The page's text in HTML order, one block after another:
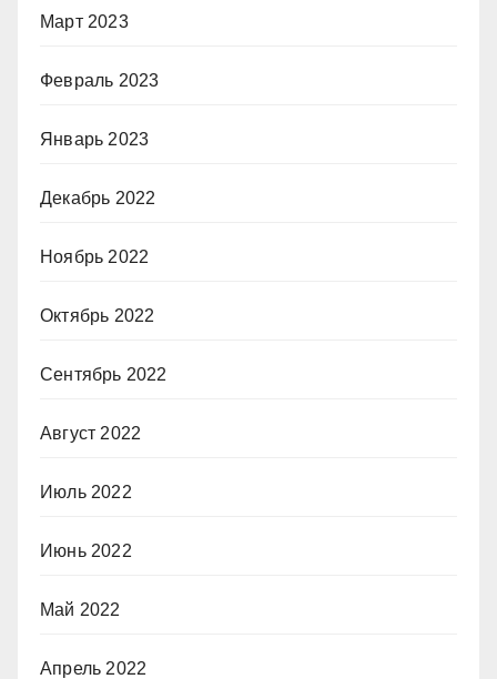
Март 2023
Февраль 2023
Январь 2023
Декабрь 2022
Ноябрь 2022
Октябрь 2022
Сентябрь 2022
Август 2022
Июль 2022
Июнь 2022
Май 2022
Апрель 2022